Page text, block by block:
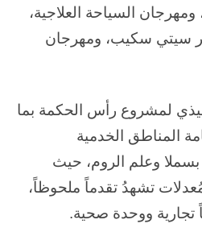
السياحة العلاجية،
سيتي سكيب، ومهرجان
لمشروع رأس الحكمة بما
المناطق الخدمية
بسملا وعلم الروم، حيث
تشهدُ تقدماً ملحوظاً،
تجارية ووحدة صحية.